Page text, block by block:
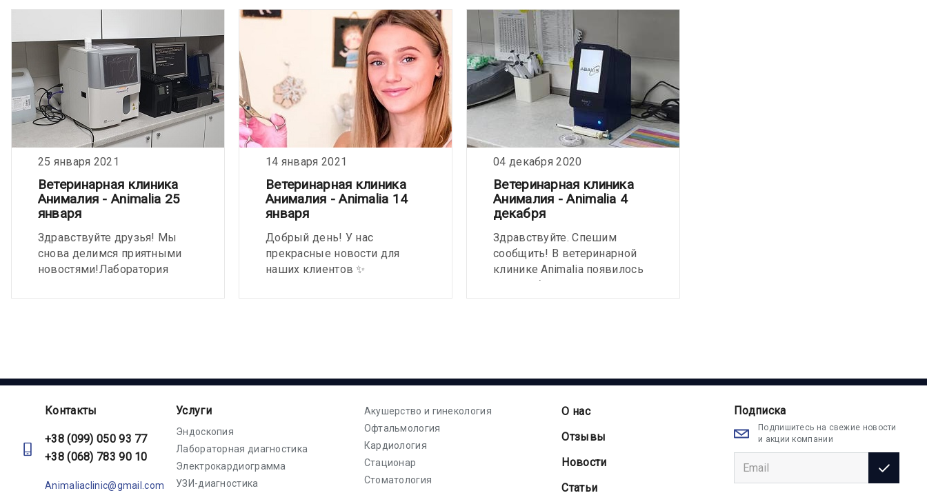
25 января 2021
Ветеринарная клиника
Анималия - Animalia 25
января
Здравствуйте друзья! Мы
снова делимся приятными
новостями!Лаборатория
14 января 2021
Ветеринарная клиника
Анималия - Animalia 14
января
Добрый день! У нас
прекрасные новости для
наших клиентов ✨
04 декабря 2020
Ветеринарная клиника
Анималия - Animalia 4
декабря
Здравствуйте. Спешим
сообщить! В ветеринарной
клинике Animalia появилось
Контакты
+38 (099) 050 93 77
+38 (068) 783 90 10
Animaliaclinic@gmail.com
Подписка
Подпишитесь на свежие новости
и акции компании
Услуги
Эндоскопия
Лабораторная диагностика
Электрокардиограмма
УЗИ-диагностика
Акушерство и гинекология
Офтальмология
Кардиология
Стационар
Стоматология
О нас
Отзывы
Новости
Статьи